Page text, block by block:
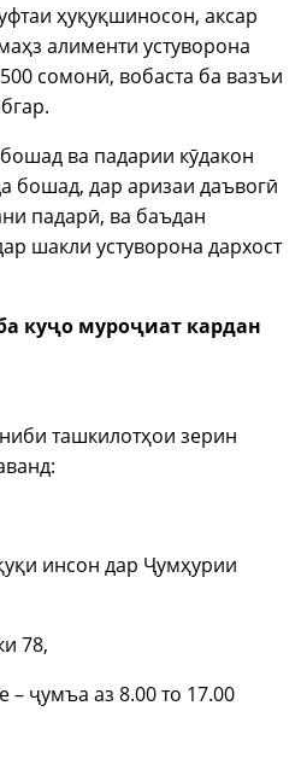
ҳуқуқшиносон, аксар
алименти устуворона
сомонӣ, вобаста ба вазъи
ва падарии кӯдакон
бошад, дар аризаи даъвогӣ
падарӣ, ва баъдан
шакли устуворона дархост
куҷо муроҷиат кардан
ташкилотҳои зерин
инсон дар Ҷумҳурии
78,
– ҷумъа аз 8.00 то 17.00